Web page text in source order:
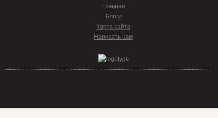
Главная
Блоги
Карта сайта
Написать нам